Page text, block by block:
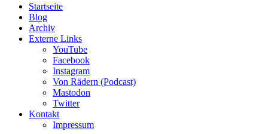
Startseite
Blog
Archiv
Externe Links
YouTube
Facebook
Instagram
Von Rädern (Podcast)
Mastodon
Twitter
Kontakt
Impressum